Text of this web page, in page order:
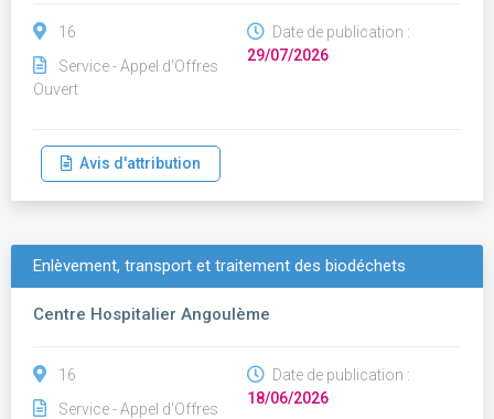
16
Service - Appel d'Offres
Ouvert
Date de publication :
29/07/2026
Avis d'attribution
Enlèvement, transport et traitement des biodéchets
Centre Hospitalier Angoulème
16
Service - Appel d'Offres
Date de publication :
18/06/2026